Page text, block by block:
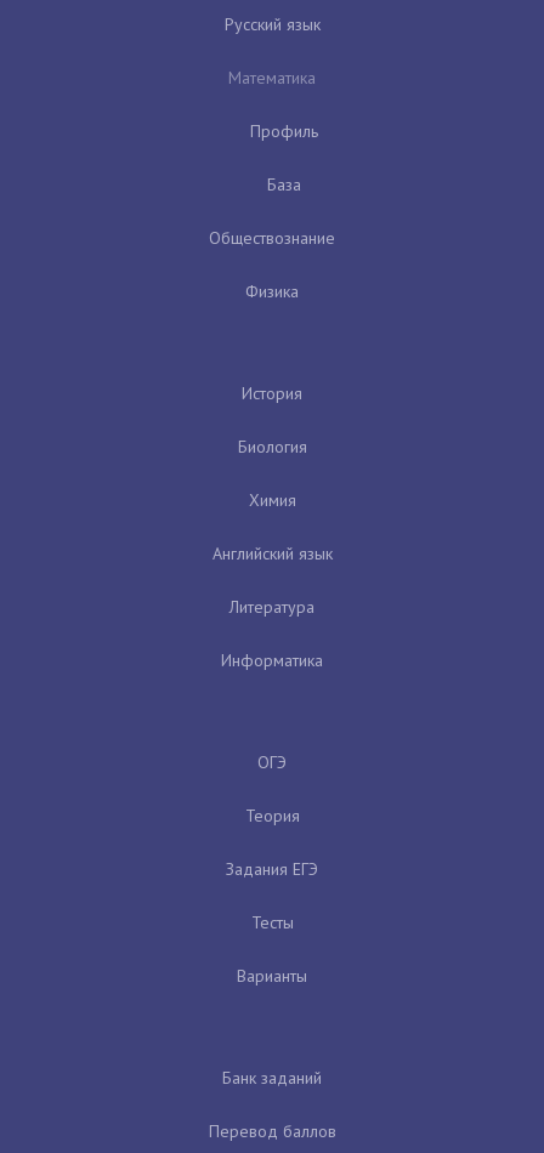
Русский язык
Математика
Профиль
База
Обществознание
Физика
История
Биология
Химия
Английский язык
Литература
Информатика
ОГЭ
Теория
Задания ЕГЭ
Тесты
Варианты
Банк заданий
Перевод баллов